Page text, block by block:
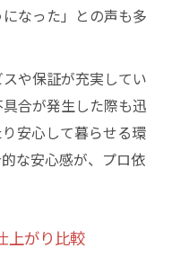
なった」との声も多
や保証が充実してい
合が発生した際も迅
安心して暮らせる環
な安心感が、プロ依
上がり比較